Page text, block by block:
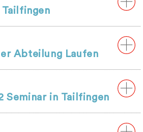
Tailfingen
Abteilung Laufen
Seminar in Tailfingen